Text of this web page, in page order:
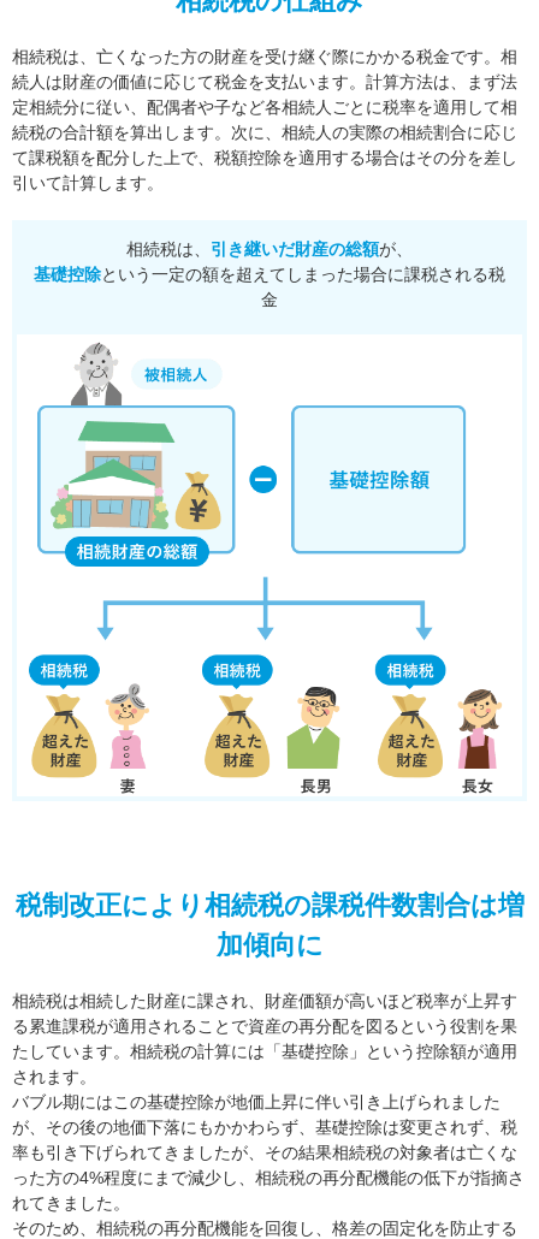
相続税は、亡くなった方の財産を受け継ぐ際にかかる税金です。相
続人は財産の価値に応じて税金を支払います。 計算方法は、まず法
定相続分に従い、配偶者や子など各相続人ごとに税率を適用して相
続税の合計額を算出します。 次に、相続人の実際の相続割合に応じ
て課税額を配分した上で、税額控除を適用する場合はその分を差し
引いて計算します。
相続税は、 引き継いだ財産の総額が、
基礎控除という一定の額を超えてしまった場合に課税される税
金
税制改正により相続税の課税件数割合は増
加傾向に
相続税は相続した財産に課され、財産価額が高いほど税率が上昇す
る累進課税が適用されることで資産の再分配を図るという役割を果
たしています。相続税の計算には「基礎控除」という控除額が適用
されます。
バブル期にはこの基礎控除が地価上昇に伴い引き上げられました
が、その後の地価下落にもかかわらず、基礎控除は変更されず、税
率も引き下げられてきましたが、その結果相続税の対象者は亡くな
った方の4%程度にまで減少し、相続税の再分配機能の低下が指摘さ
れてきました。
そのため、相続税の再分配機能を回復し、格差の固定化を防止する